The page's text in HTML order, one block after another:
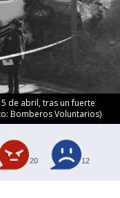
de abril, tras un fuerte
Bomberos Voluntarios)
20 12